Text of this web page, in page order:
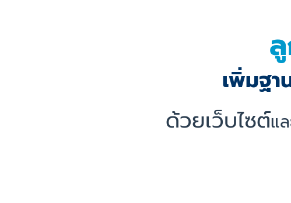
เพิ่มฐา
ด้วยเว็บไซต์แ